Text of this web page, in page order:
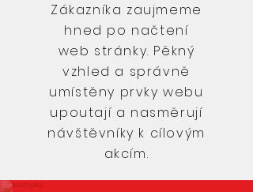
Zákazníka zaujmeme
hned po načtení
web stránky. Pěkný
vzhled a správně
umístěny prvky webu
upoutají a nasměrují
návštěvníky k cílovým
akcím.